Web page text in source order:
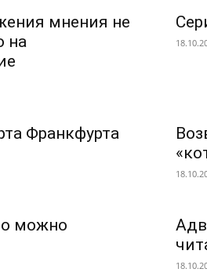
мнения не
на
Франкфурта
можно